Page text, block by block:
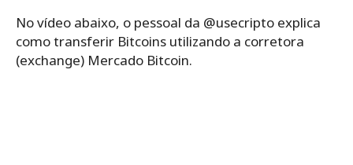
No vídeo abaixo, o pessoal da @usecripto explica
como transferir Bitcoins utilizando a corretora
(exchange) Mercado Bitcoin.